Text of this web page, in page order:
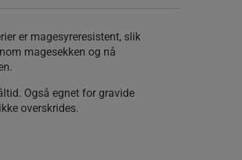
er magesyreresistent, slik
magesekken og nå
Også egnet for gravide
overskrides.